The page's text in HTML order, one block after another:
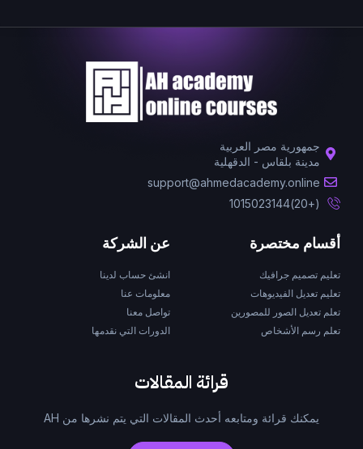
جمهورية مصر العربية
مدينة بلقاس - الدقهلية
support@ahmedacademy.online
(+20)1015023144
أقسام مختصرة
تعليم تصميم جرافيك
تعليم تعديل الفيديوهات
تعلم تعديل الصور للمصورين
تعلم رسم الأشخاص
عن الشركة
انشئ حساب لدينا
معلومات عنا
تواصل معنا
الدورات التي نقدمها
قرائة المقالات
يمكنك قرائة ومتابعه أحدث المقالات التي يتم نشرها من AH